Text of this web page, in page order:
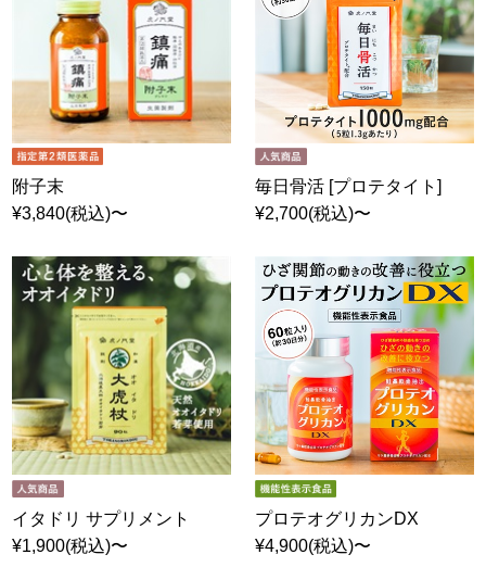
附子末
¥3,840(税込)〜
毎日骨活 [プロテタイト]
¥2,700(税込)〜
イタドリ サプリメント
¥1,900(税込)〜
プロテオグリカンDX
¥4,900(税込)〜